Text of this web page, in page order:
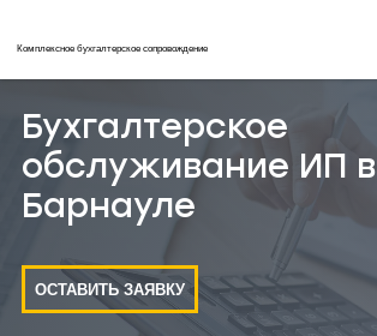
Комплексное бухгалтерское сопровождение
Бухгалтерское
обслуживание ИП в
Барнауле
ОСТАВИТЬ ЗАЯВКУ